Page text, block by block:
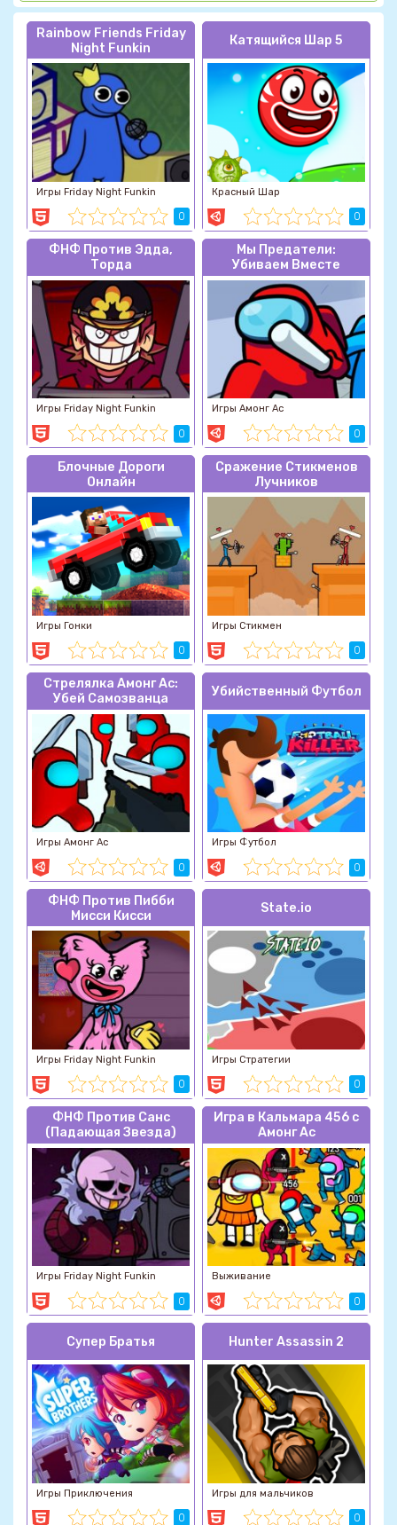
Rainbow Friends Friday
Night Funkin
Игры Friday Night Funkin
0
Катящийся Шар 5
Красный Шар
0
ФНФ Против Эдда,
Торда
Игры Friday Night Funkin
0
Мы Предатели:
Убиваем Вместе
Игры Амонг Ас
0
Блочные Дороги
Онлайн
Игры Гонки
0
Сражение Стикменов
Лучников
Игры Стикмен
0
Стрелялка Амонг Ас:
Убей Самозванца
Игры Амонг Ас
0
Убийственный Футбол
Игры Футбол
0
ФНФ Против Пибби
Мисси Кисси
Игры Friday Night Funkin
0
State.io
Игры Стратегии
0
ФНФ Против Санс
(Падающая Звезда)
Игры Friday Night Funkin
0
Игра в Кальмара 456 с
Амонг Ас
Выживание
0
Супер Братья
Игры Приключения
0
Hunter Assassin 2
Игры для мальчиков
0